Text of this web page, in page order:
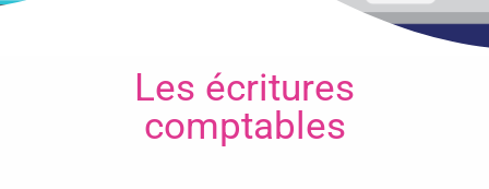
Les écritures
comptables